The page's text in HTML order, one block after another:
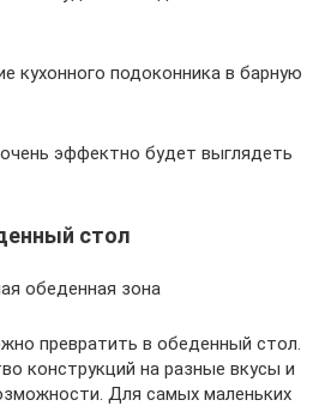
кухонного подоконника в барную
эффектно будет выглядеть
стол
обеденная зона
превратить в обеденный стол.
конструкций на разные вкусы и
Для самых маленьких